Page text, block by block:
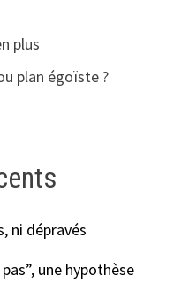
plus
plan égoïste ?
ni dépravés
une hypothèse